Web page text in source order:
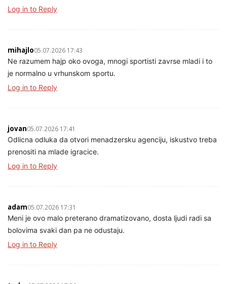
Log in to Reply
mihajlo05.07.2026 17:43
Ne razumem hajp oko ovoga, mnogi sportisti zavrse mladi i to
je normalno u vrhunskom sportu.
Log in to Reply
jovan05.07.2026 17:41
Odlicna odluka da otvori menadzersku agenciju, iskustvo treba
prenositi na mlade igracice.
Log in to Reply
adam05.07.2026 17:31
Meni je ovo malo preterano dramatizovano, dosta ljudi radi sa
bolovima svaki dan pa ne odustaju.
Log in to Reply